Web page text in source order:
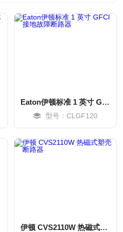
Eaton伊顿标准 1 英寸 GFCI 接地故障断路器
型号：CLGF120
伊顿 CVS2110W 热磁式塑壳断路器